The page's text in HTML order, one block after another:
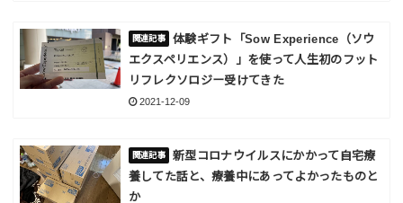
体験ギフト「Sow Experience（ソウ
エクスペリエンス）」を使って人生初のフット
リフレクソロジー受けてきた
2021-12-09
新型コロナウイルスにかかって自宅療
養してた話と、療養中にあってよかったものと
か